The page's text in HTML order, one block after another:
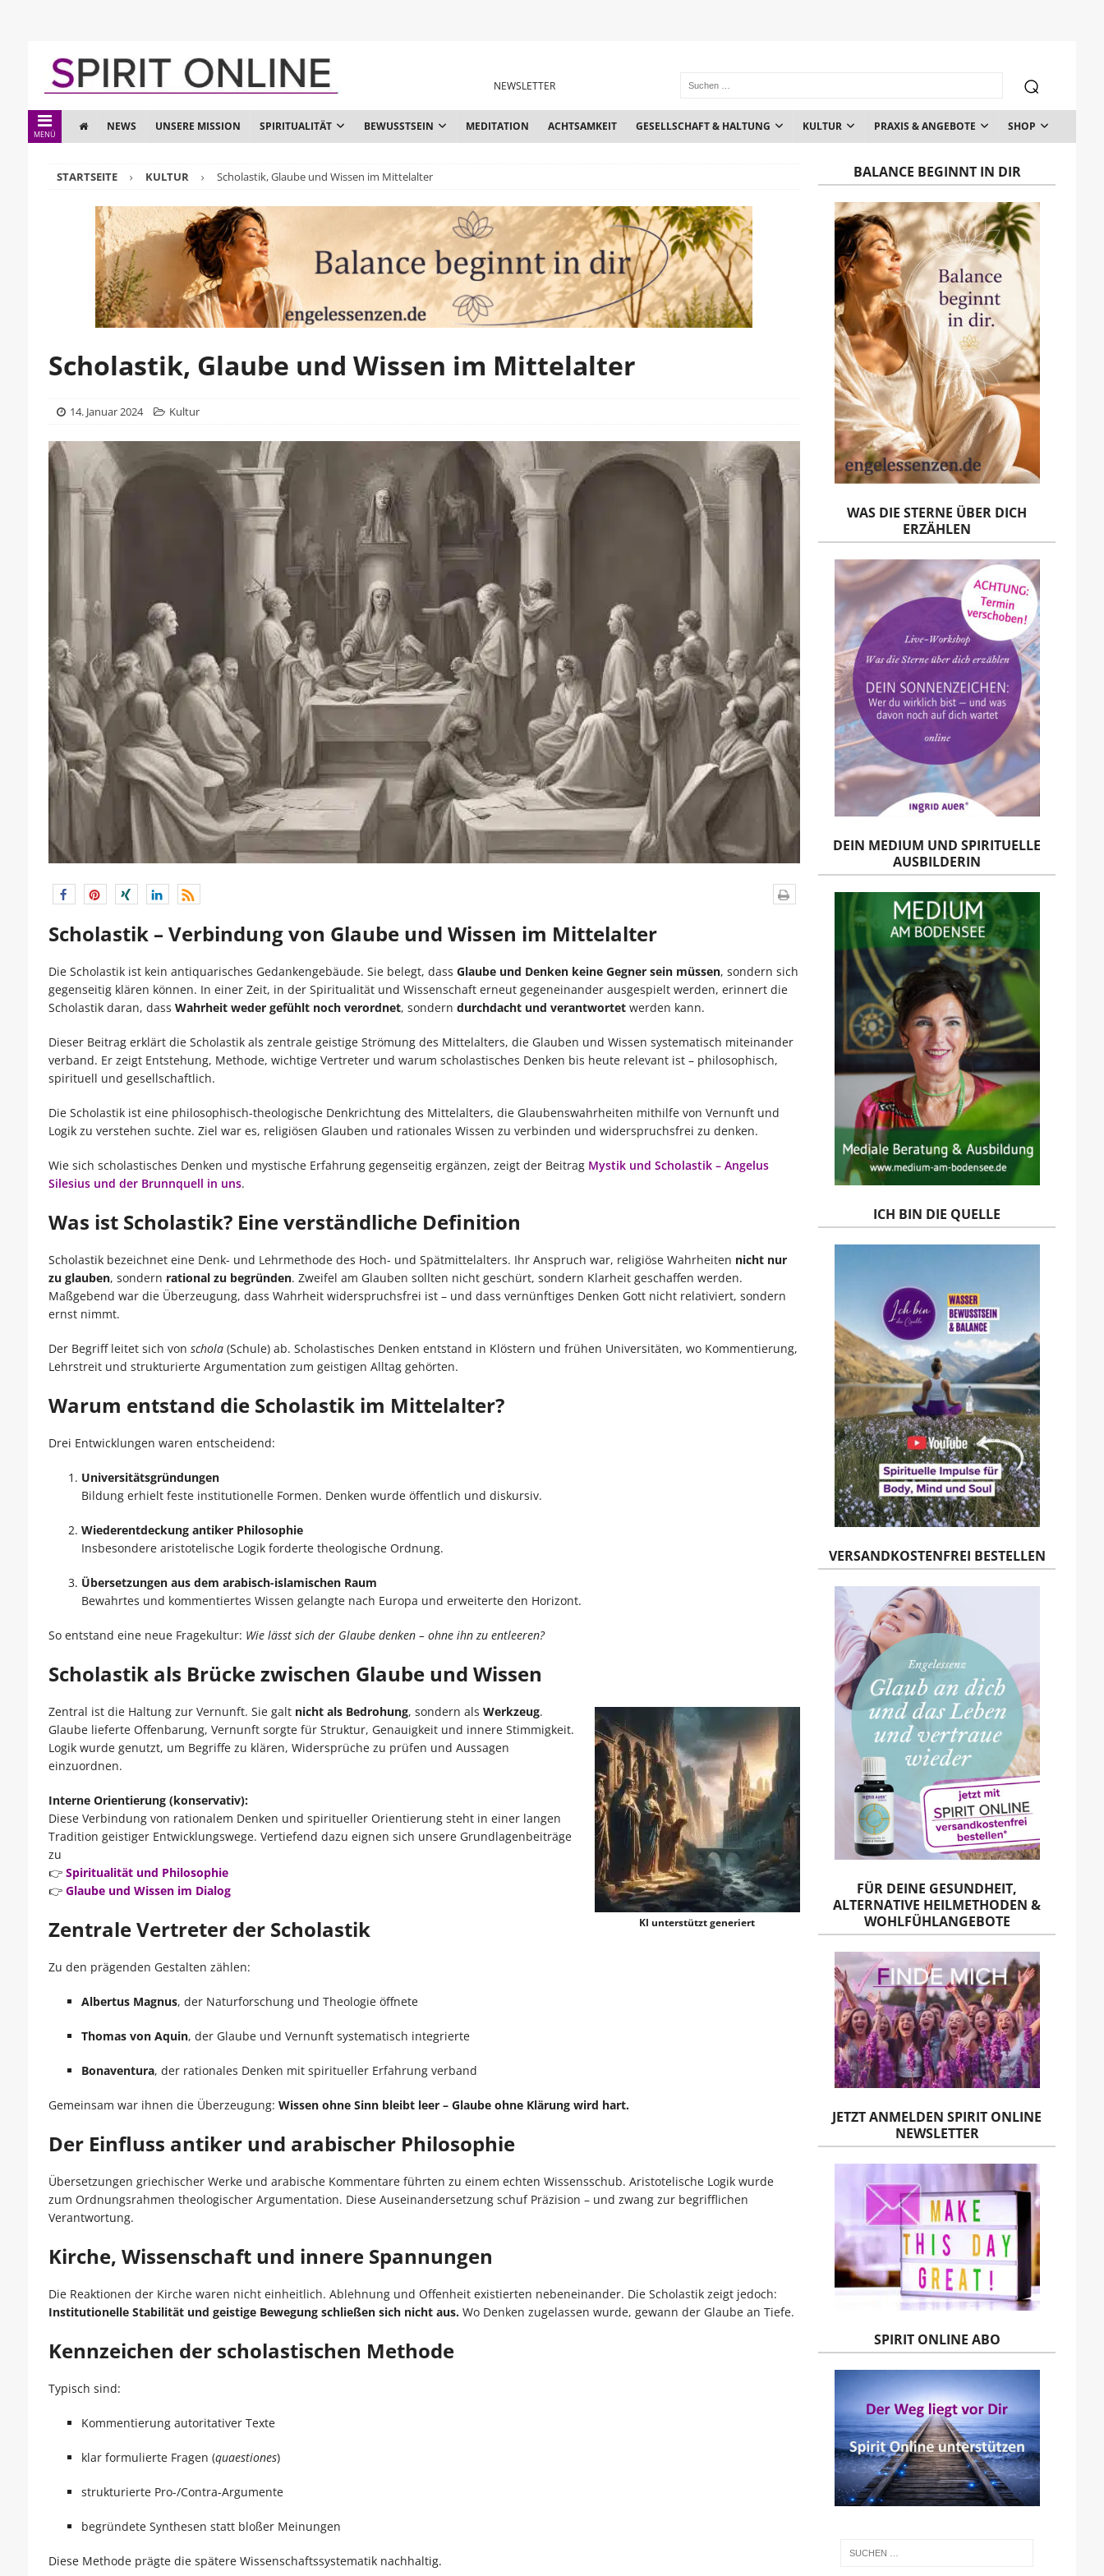
NEWSLETTER
MENÜ
NEWS UNSERE MISSION SPIRITUALITÄT BEWUSSTSEIN MEDITATION ACHTSAMKEIT GESELLSCHAFT & HALTUNG KULTUR PRAXIS & ANGEBOTE SHOP
STARTSEITE KULTUR Scholastik, Glaube und Wissen im Mittelalter
Scholastik, Glaube und Wissen im Mittelalter
14. Januar 2024 Kultur
Scholastik – Verbindung von Glaube und Wissen im Mittelalter
Die Scholastik ist kein antiquarisches Gedankengebäude. Sie belegt, dass Glaube und Denken keine Gegner sein müssen, sondern sich
gegenseitig klären können. In einer Zeit, in der Spiritualität und Wissenschaft erneut gegeneinander ausgespielt werden, erinnert die
Scholastik daran, dass Wahrheit weder gefühlt noch verordnet, sondern durchdacht und verantwortetwerden kann.
Dieser Beitrag erklärt die Scholastik als zentrale geistige Strömung des Mittelalters, die Glauben und Wissen systematisch miteinander
verband. Er zeigt Entstehung, Methode, wichtige Vertreter und warum scholastisches Denken bis heute relevant ist – philosophisch,
spirituell und gesellschaftlich.
Die Scholastik ist eine philosophisch-theologische Denkrichtung des Mittelalters, die Glaubenswahrheiten mithilfe von Vernunft und
Logik zu verstehen suchte. Ziel war es, religiösen Glauben und rationales Wissen zu verbinden und widerspruchsfrei zu denken.
Wie sich scholastisches Denken und mystische Erfahrung gegenseitig ergänzen, zeigt der Beitrag Mystik und Scholastik – Angelus
Silesius und der Brunnquell in uns.
Was ist Scholastik? Eine verständliche Definition
Scholastik bezeichnet eine Denk- und Lehrmethode des Hoch- und Spätmittelalters. Ihr Anspruch war, religiöse Wahrheiten nicht nur
zu glauben, sondern rational zu begründen. Zweifel am Glauben sollten nicht geschürt, sondern Klarheit geschaffen werden.
Maßgebend war die Überzeugung, dass Wahrheit widerspruchsfrei ist – und dass vernünftiges Denken Gott nicht relativiert, sondern
ernst nimmt.
Der Begriff leitet sich von schola(Schule) ab. Scholastisches Denken entstand in Klöstern und frühen Universitäten, wo Kommentierung,
Lehrstreit und strukturierte Argumentation zum geistigen Alltag gehörten.
Warum entstand die Scholastik im Mittelalter?
Drei Entwicklungen waren entscheidend:
Universitätsgründungen
Bildung erhielt feste institutionelle Formen. Denken wurde öffentlich und diskursiv.
Wiederentdeckung antiker Philosophie
Insbesondere aristotelische Logik forderte theologische Ordnung.
Übersetzungen aus dem arabisch-islamischen Raum
Bewahrtes und kommentiertes Wissen gelangte nach Europa und erweiterte den Horizont.
So entstand eine neue Fragekultur: Wie lässt sich der Glaube denken – ohne ihn zu entleeren?
Scholastik als Brücke zwischen Glaube und Wissen
KI unterstützt generiert
Zentral ist die Haltung zur Vernunft. Sie galt nicht als Bedrohung, sondern als Werkzeug.
Glaube lieferte Offenbarung, Vernunft sorgte für Struktur, Genauigkeit und innere Stimmigkeit.
Logik wurde genutzt, um Begriffe zu klären, Widersprüche zu prüfen und Aussagen
einzuordnen.
Interne Orientierung (konservativ):
Diese Verbindung von rationalem Denken und spiritueller Orientierung steht in einer langen
Tradition geistiger Entwicklungswege. Vertiefend dazu eignen sich unsere Grundlagenbeiträge
zu
👉 Spiritualität und Philosophie
👉 Glaube und Wissen im Dialog
Zentrale Vertreter der Scholastik
Zu den prägenden Gestalten zählen:
Albertus Magnus, der Naturforschung und Theologie öffnete
Thomas von Aquin, der Glaube und Vernunft systematisch integrierte
Bonaventura, der rationales Denken mit spiritueller Erfahrung verband
Gemeinsam war ihnen die Überzeugung: Wissen ohne Sinn bleibt leer – Glaube ohne Klärung wird hart.
Der Einfluss antiker und arabischer Philosophie
Übersetzungen griechischer Werke und arabische Kommentare führten zu einem echten Wissensschub. Aristotelische Logik wurde
zum Ordnungsrahmen theologischer Argumentation. Diese Auseinandersetzung schuf Präzision – und zwang zur begrifflichen
Verantwortung.
Kirche, Wissenschaft und innere Spannungen
Die Reaktionen der Kirche waren nicht einheitlich. Ablehnung und Offenheit existierten nebeneinander. Die Scholastik zeigt jedoch:
Institutionelle Stabilität und geistige Bewegung schließen sich nicht aus.Wo Denken zugelassen wurde, gewann der Glaube an Tiefe.
Kennzeichen der scholastischen Methode
Typisch sind:
Kommentierung autoritativer Texte
klar formulierte Fragen (quaestiones)
strukturierte Pro-/Contra-Argumente
begründete Synthesen statt bloßer Meinungen
Diese Methode prägte die spätere Wissenschaftssystematik nachhaltig.
BALANCE BEGINNT IN DIR
WAS DIE STERNE ÜBER DICH
ERZÄHLEN
DEIN MEDIUM UND SPIRITUELLE
AUSBILDERIN
ICH BIN DIE QUELLE
VERSANDKOSTENFREI BESTELLEN
FÜR DEINE GESUNDHEIT,
ALTERNATIVE HEILMETHODEN &
WOHLFÜHLANGEBOTE
JETZT ANMELDEN SPIRIT ONLINE
NEWSLETTER
SPIRIT ONLINE ABO